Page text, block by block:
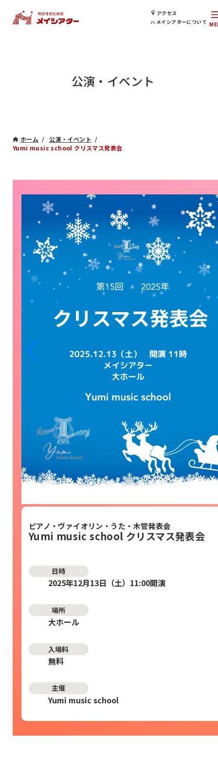
アクセス
メイシアターについて
公演・イベント
ホーム
公演・イベント
Yumi music school クリスマス発表会
ピアノ・ヴァイオリン・うた・木管発表会
Yumi music school クリスマス発表会
日時
2025年12月13日（土）11:00開演
場所
大ホール
入場料
無料
主催
Yumi music school